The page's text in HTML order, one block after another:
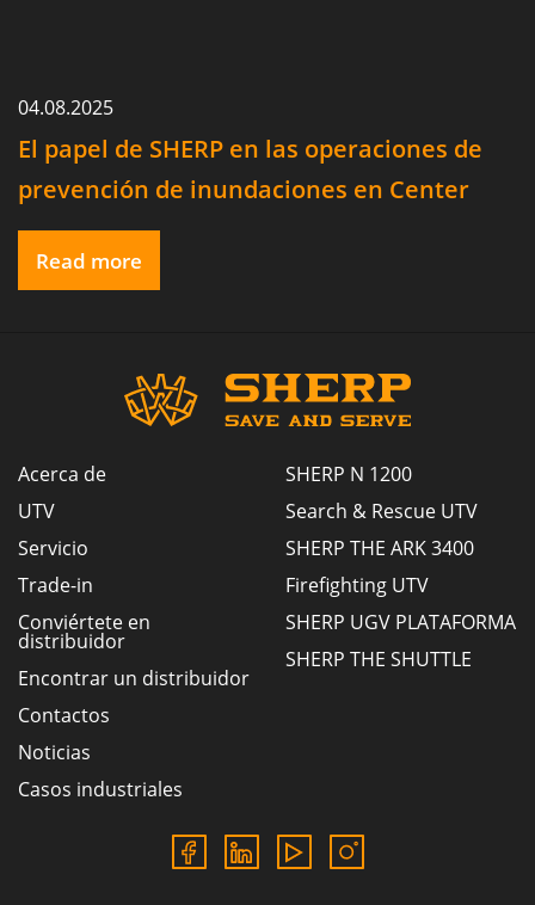
04.08.2025
El papel de SHERP en las operaciones de
prevención de inundaciones en Center
Point, Texas.
Read more
Acerca de
UTV
Servicio
Trade-in
Conviértete en
distribuidor
Encontrar un distribuidor
Contactos
Noticias
Casos industriales
SHERP N 1200
Search & Rescue UTV
SHERP THE ARK 3400
Firefighting UTV
SHERP UGV PLATAFORMA
SHERP THE SHUTTLE